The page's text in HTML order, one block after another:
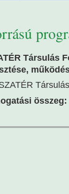
Társulás
Társulás
összeg: